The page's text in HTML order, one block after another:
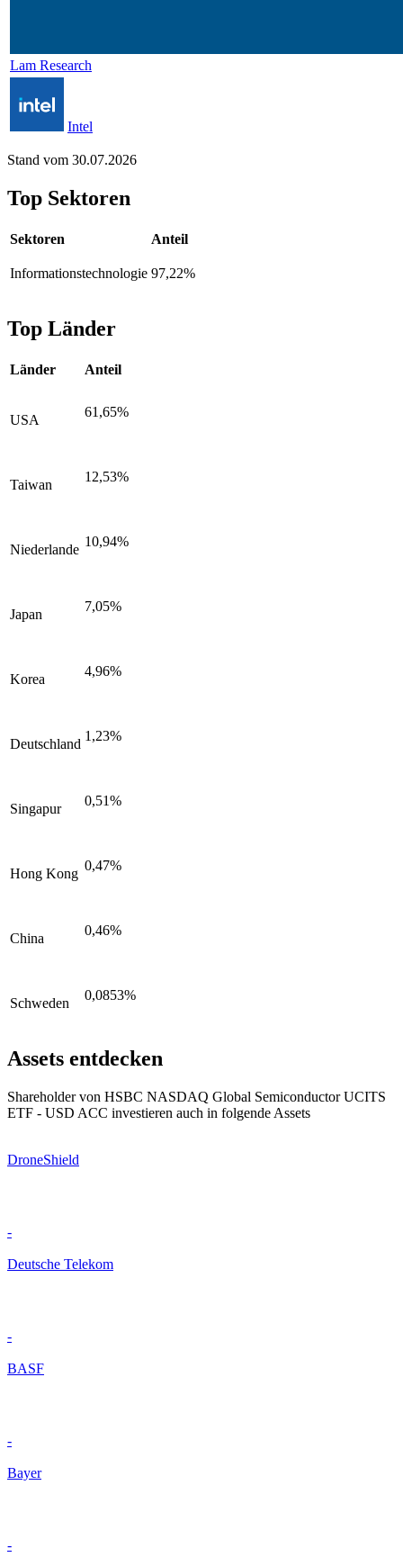
Lam Research
Intel
Stand vom 30.07.2026
Top Sektoren
Sektoren Anteil
Informationstechnologie 97,22%
Top Länder
Länder Anteil
USA
61,65%
Taiwan
12,53%
Niederlande
10,94%
Japan
7,05%
Korea
4,96%
Deutschland
1,23%
Singapur
0,51%
Hong Kong
0,47%
China
0,46%
Schweden
0,0853%
Assets entdecken
Shareholder von HSBC NASDAQ Global Semiconductor UCITS
ETF - USD ACC investieren auch in folgende Assets
DroneShield
-
Deutsche Telekom
-
BASF
-
Bayer
-